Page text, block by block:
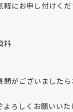
にお申し付けくだ
料
問がございました
ろしくお願いいた